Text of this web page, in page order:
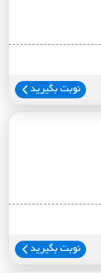
نوبت بگیرید
نوبت بگیرید